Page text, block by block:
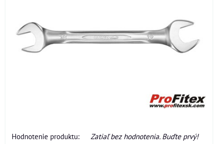
Hodnotenie produktu:
Zatiaľ bez hodnotenia. Buďte prvý!